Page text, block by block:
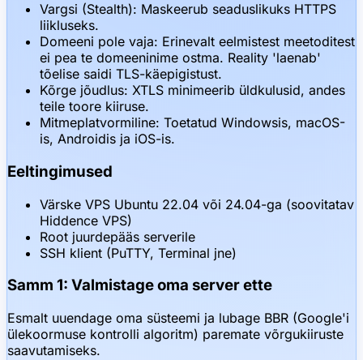
Vargsi (Stealth): Maskeerub seaduslikuks HTTPS
liikluseks.
Domeeni pole vaja: Erinevalt eelmistest meetoditest
ei pea te domeeninime ostma. Reality 'laenab'
tõelise saidi TLS-käepigistust.
Kõrge jõudlus: XTLS minimeerib üldkulusid, andes
teile toore kiiruse.
Mitmeplatvormiline: Toetatud Windowsis, macOS-
is, Androidis ja iOS-is.
Eeltingimused
Värske VPS Ubuntu 22.04 või 24.04-ga (soovitatav
Hiddence VPS)
Root juurdepääs serverile
SSH klient (PuTTY, Terminal jne)
Samm 1: Valmistage oma server ette
Esmalt uuendage oma süsteemi ja lubage BBR (Google'i
ülekoormuse kontrolli algoritm) paremate võrgukiiruste
saavutamiseks.